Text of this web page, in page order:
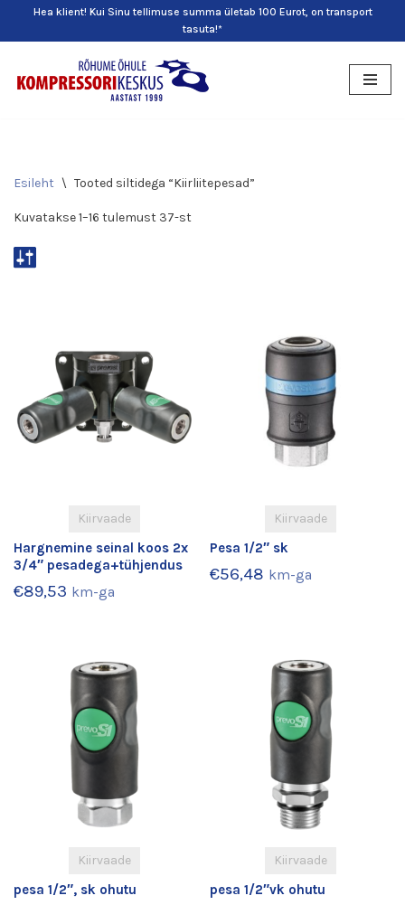
content
Hea klient! Kui Sinu tellimuse summa ületab 100 Eurot, on transport
tasuta!*
Esileht \ Tooted siltidega “Kiirliitepesad”
Kuvatakse 1–16 tulemust 37-st
Kiirvaade
Hargnemine seinal koos 2x
3/4″ pesadega+tühjendus
€89,53 km-ga
Kiirvaade
Pesa 1/2″ sk
€56,48 km-ga
Kiirvaade
pesa 1/2″, sk ohutu
Kiirvaade
pesa 1/2″vk ohutu